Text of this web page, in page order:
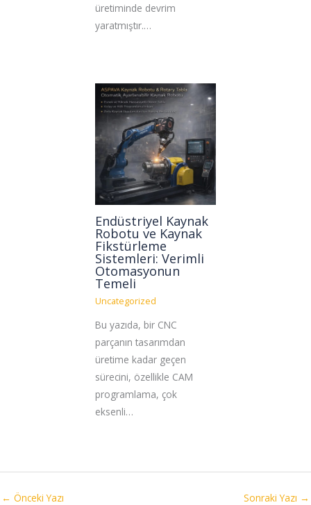
üretiminde devrim
yaratmıştır.…
Endüstriyel Kaynak
Robotu ve Kaynak
Fikstürleme
Sistemleri: Verimli
Otomasyonun
Temeli
Uncategorized
Bu yazıda, bir CNC
parçanın tasarımdan
üretime kadar geçen
sürecini, özellikle CAM
programlama, çok
eksenli…
← Önceki Yazı Sonraki Yazı →